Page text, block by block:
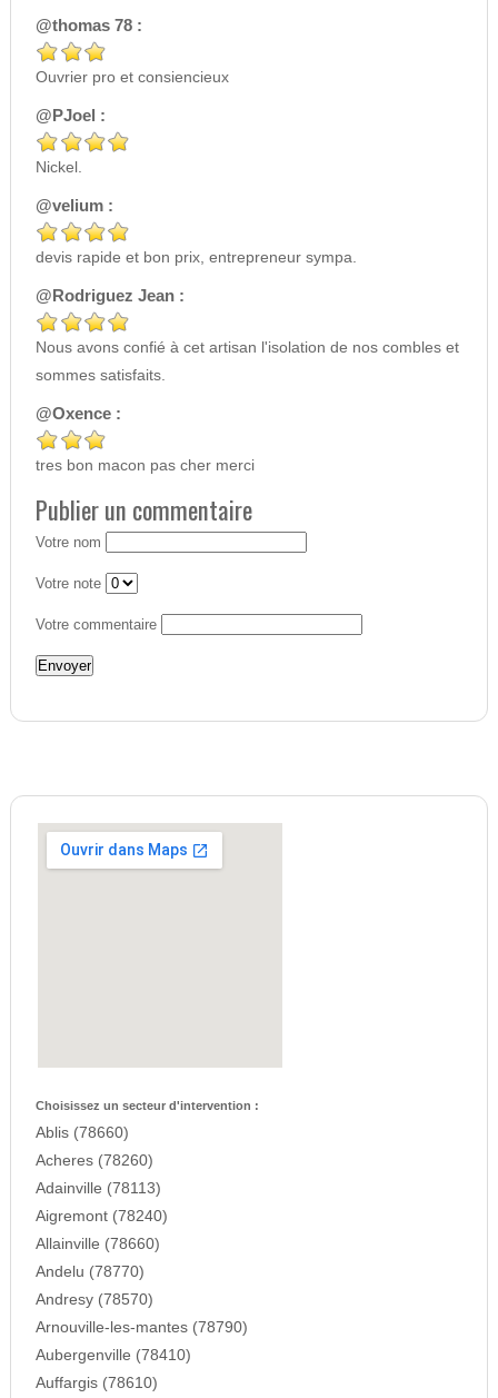
@thomas 78 :
Ouvrier pro et consiencieux
@PJoel :
Nickel.
@velium :
devis rapide et bon prix, entrepreneur sympa.
@Rodriguez Jean :
Nous avons confié à cet artisan l'isolation de nos combles et
sommes satisfaits.
@Oxence :
tres bon macon pas cher merci
Publier un commentaire
Votre nom
Votre note
Votre commentaire
Choisissez un secteur d'intervention :
Ablis (78660)
Acheres (78260)
Adainville (78113)
Aigremont (78240)
Allainville (78660)
Andelu (78770)
Andresy (78570)
Arnouville-les-mantes (78790)
Aubergenville (78410)
Auffargis (78610)